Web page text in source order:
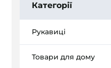
Категорії
Рукавиці
Товари для дому